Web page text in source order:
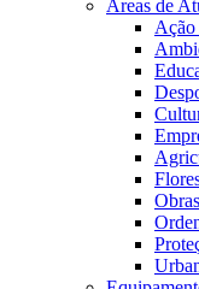
Áreas de
Ação